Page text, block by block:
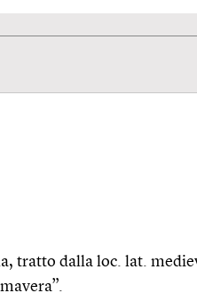
tratto dalla loc. lat.